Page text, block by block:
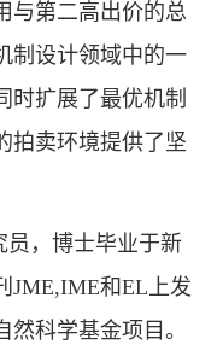
与第二高出价的总
制设计领域中的一
时扩展了最优机制
拍卖环境提供了坚
员，博士毕业于新
JME,IME和EL上发
科学基金项目。